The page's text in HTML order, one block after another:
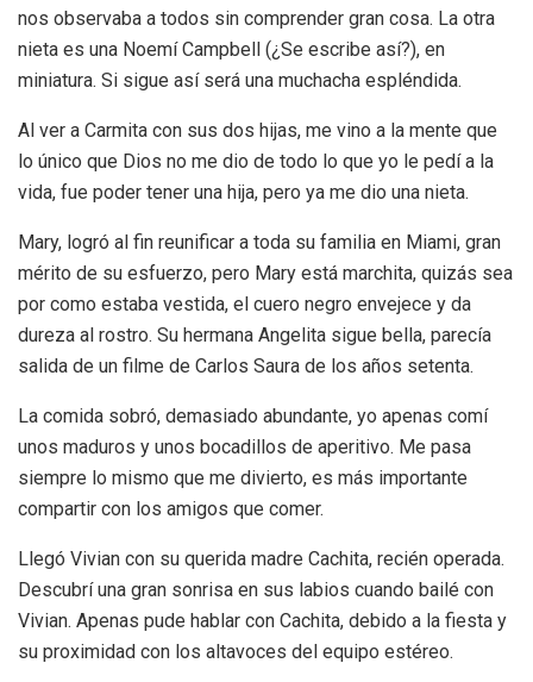
nos observaba a todos sin comprender gran cosa. La otra
nieta es una Noemí Campbell (¿Se escribe así?), en
miniatura. Si sigue así será una muchacha espléndida.
Al ver a Carmita con sus dos hijas, me vino a la mente que
lo único que Dios no me dio de todo lo que yo le pedí a la
vida, fue poder tener una hija, pero ya me dio una nieta.
Mary, logró al fin reunificar a toda su familia en Miami, gran
mérito de su esfuerzo, pero Mary está marchita, quizás sea
por como estaba vestida, el cuero negro envejece y da
dureza al rostro. Su hermana Angelita sigue bella, parecía
salida de un filme de Carlos Saura de los años setenta.
La comida sobró, demasiado abundante, yo apenas comí
unos maduros y unos bocadillos de aperitivo. Me pasa
siempre lo mismo que me divierto, es más importante
compartir con los amigos que comer.
Llegó Vivian con su querida madre Cachita, recién operada.
Descubrí una gran sonrisa en sus labios cuando bailé con
Vivian. Apenas pude hablar con Cachita, debido a la fiesta y
su proximidad con los altavoces del equipo estéreo.